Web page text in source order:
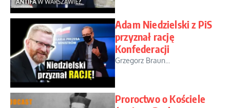
Adam Niedzielski z PiS
przyznał rację
Konfederacji
Grzegorz Braun...
Proroctwo o Kościele